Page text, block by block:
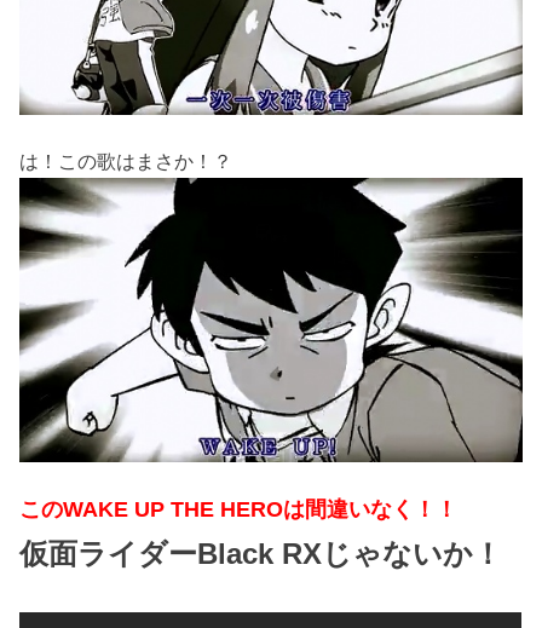
は！この歌はまさか！？
このWAKE UP THE HEROは間違いなく！！
仮面ライダーBlack RXじゃないか！